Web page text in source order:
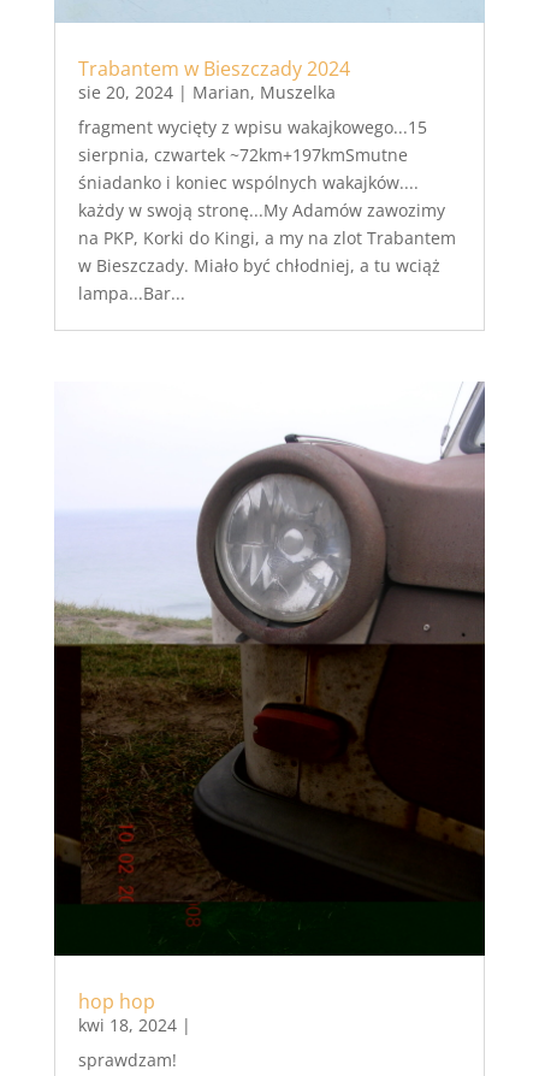
Trabantem w Bieszczady 2024
sie 20, 2024| Marian, Muszelka
fragment wycięty z wpisu wakajkowego...15
sierpnia, czwartek ~72km+197kmSmutne
śniadanko i koniec wspólnych wakajków....
każdy w swoją stronę...My Adamów zawozimy
na PKP, Korki do Kingi, a my na zlot Trabantem
w Bieszczady. Miało być chłodniej, a tu wciąż
lampa...Bar...
hop hop
kwi 18, 2024|
sprawdzam!